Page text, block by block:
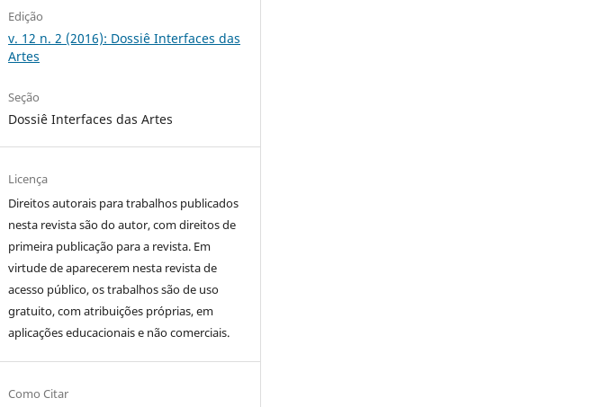
Edição
v. 12 n. 2 (2016): Dossiê Interfaces das
Artes
Seção
Dossiê Interfaces das Artes
Licença
Direitos autorais para trabalhos publicados
nesta revista são do autor, com direitos de
primeira publicação para a revista. Em
virtude de aparecerem nesta revista de
acesso público, os trabalhos são de uso
gratuito, com atribuições próprias, em
aplicações educacionais e não comerciais.
Como Citar